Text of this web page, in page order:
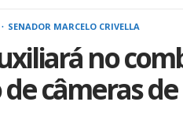
SENADOR MARCELO CRIVELLA
no
câmeras de